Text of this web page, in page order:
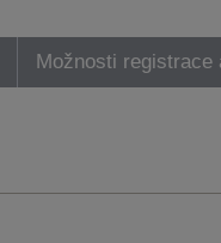
Možnosti registrace